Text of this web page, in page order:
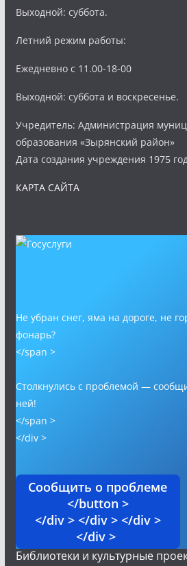
Выходной: суббота.
Летний режим работы:
Ежедневно с 11.00-18-00
Выходной: суббота и воскресенье.
Учредитель: Администрация
образования «Зырянский район»
Дата создания учреждения 1975
КАРТА САЙТА
Не убран снег, яма на дороге, не
фонарь?
</span >
Столкнулись с проблемой —
ней!
</span >
</div >
Сообщить о проблеме
</button >
</div > </div > </div >
</div >
Библиотеки и культурные